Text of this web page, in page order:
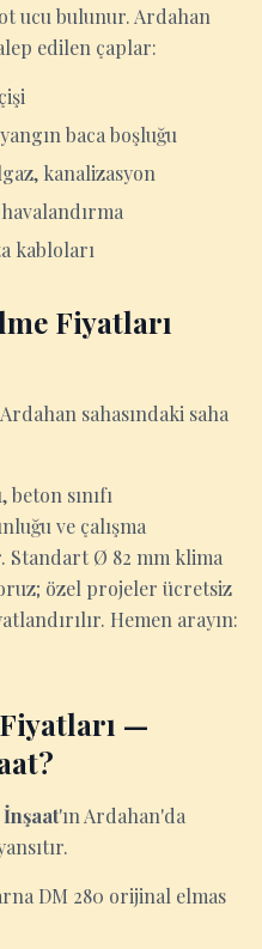
ucu bulunur. Ardahan
edilen çaplar:
baca boşluğu
kanalizasyon
kabloları
Fiyatları
sahasındaki saha
sınıfı
ve çalışma
Standart Ø 82 mm klima
özel projeler ücretsiz
Hemen arayın:
—
'ın Ardahan'da
DM 280 orijinal elmas